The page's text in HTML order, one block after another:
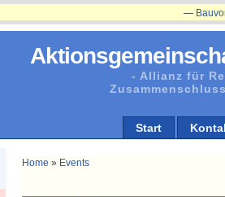
- Allianz für
Start
Home » Events